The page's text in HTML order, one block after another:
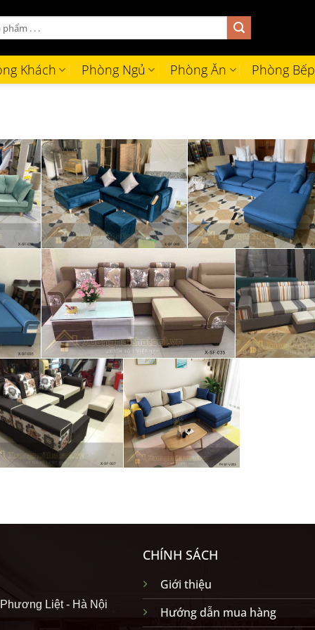
Khách Phòng Ngủ Phòng Ăn Phòng Bếp
Liệt - Hà Nội
CHÍNH SÁCH
Giới thiệu
Hướng dẫn mua hàng